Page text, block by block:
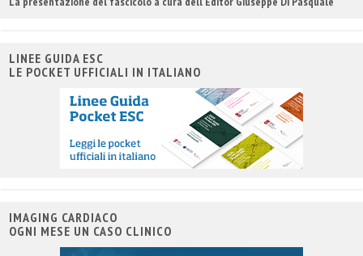
LINEE GUIDA ESC
LE POCKET UFFICIALI IN ITALIANO
IMAGING CARDIACO
OGNI MESE UN CASO CLINICO